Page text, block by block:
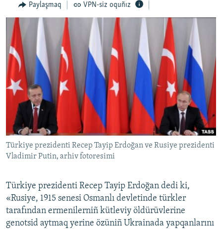
İNSAN AQLARI
VİDEO
SÜRET
BLOGLAR
FİKİR
Русский
Українською
QOŞULIÑIZ!
RFE/RS bütün saytları
Paylaşmaq VPN-siz oquñız
Türkiye prezidenti Recep Tayip Erdoğan ve Rusiye prezidenti
Vladimir Putin, arhiv fotoresimi
Türkiye prezidenti Recep Tayip Erdoğan dedi ki,
«Rusiye, 1915 senesi Osmanlı devletinde türkler
tarafından ermenilerniñ kütleviy öldürüvlerine
genotsid aytmaq yerine özüniñ Ukrainada yapqanlarını